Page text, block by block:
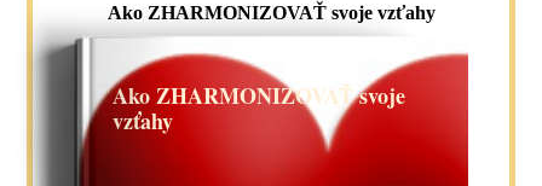
Ako ZHARMONIZOVAŤ svoje vzťahy
Ako ZHARMONIZOVAŤ svoje
vzťahy